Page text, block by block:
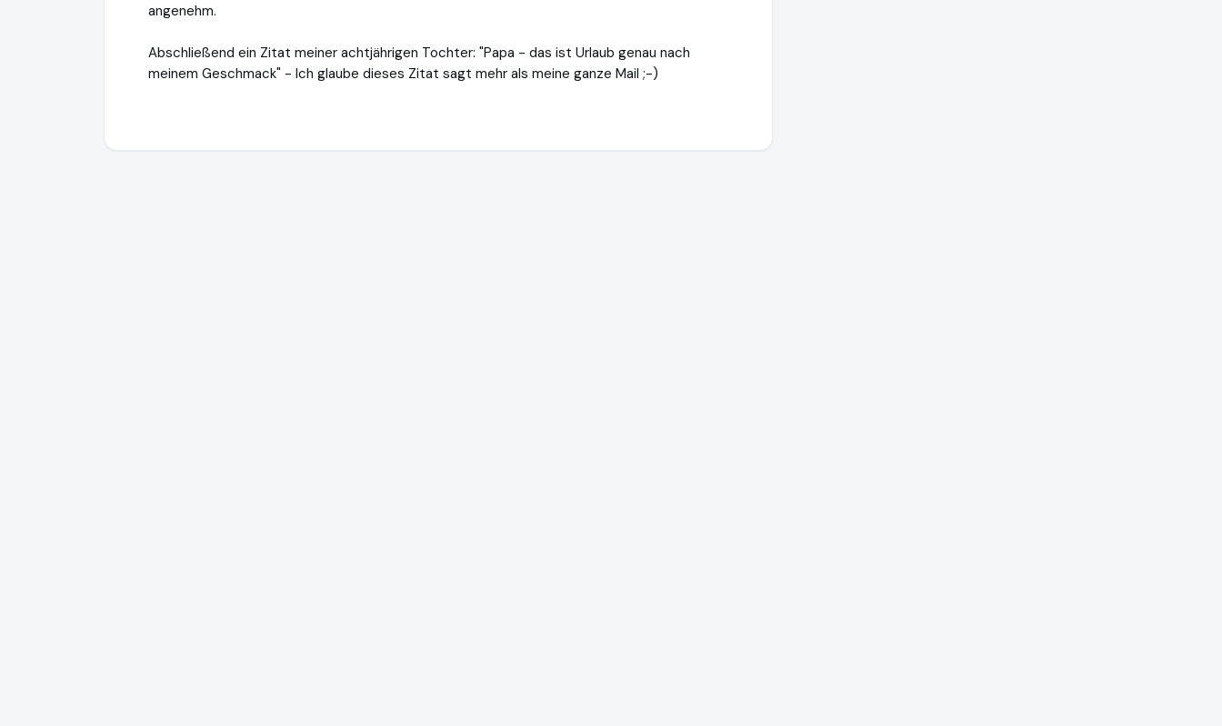
angenehm.
Abschließend ein Zitat meiner achtjährigen Tochter: "Papa - das ist Urlaub genau nach
meinem Geschmack" - Ich glaube dieses Zitat sagt mehr als meine ganze Mail ;-)